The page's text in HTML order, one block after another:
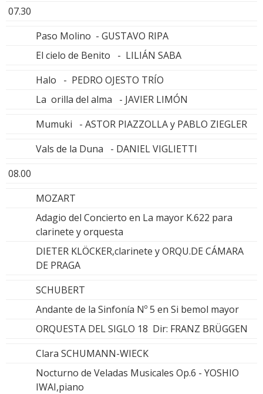
07.30
Paso Molino - GUSTAVO RIPA
El cielo de Benito - LILIÁN SABA
Halo - PEDRO OJESTO TRÍO
La orilla del alma - JAVIER LIMÓN
Mumuki - ASTOR PIAZZOLLA y PABLO ZIEGLER
Vals de la Duna - DANIEL VIGLIETTI
08.00
MOZART
Adagio del Concierto en La mayor K.622 para
clarinete y orquesta
DIETER KLÖCKER,clarinete y ORQU.DE CÁMARA
DE PRAGA
SCHUBERT
Andante de la Sinfonía Nº 5 en Si bemol mayor
ORQUESTA DEL SIGLO 18 Dir: FRANZ BRÜGGEN
Clara SCHUMANN-WIECK
Nocturno de Veladas Musicales Op.6 - YOSHIO
IWAI,piano